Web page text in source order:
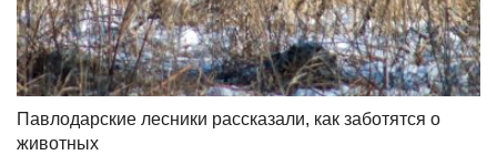
Павлодарские лесники рассказали, как заботятся о
животных